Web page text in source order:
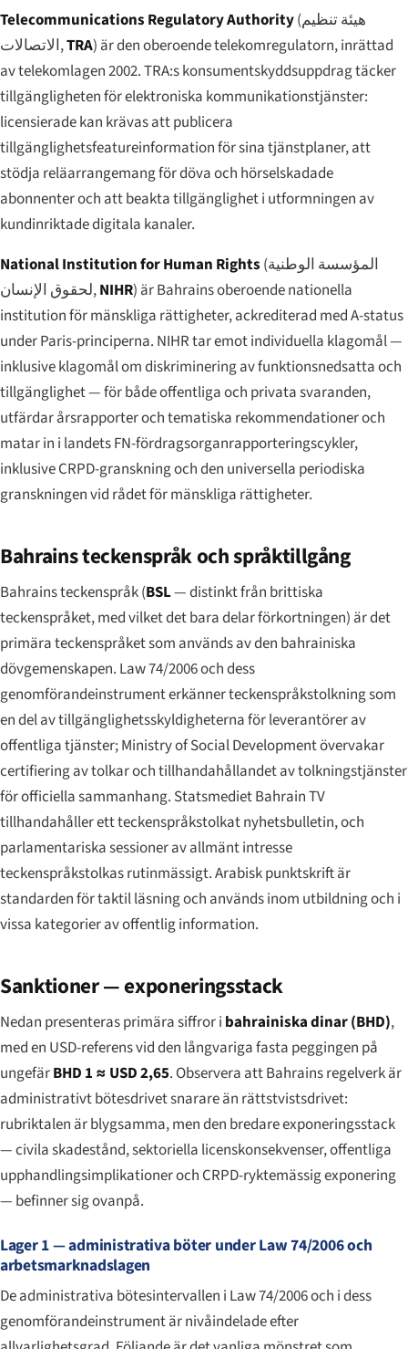
Telecommunications Regulatory Authority(هيئة تنظيم
الاتصالات,TRA) är den oberoende telekomregulatorn, inrättad
av telekomlagen 2002. TRA:s konsumentskyddsuppdrag täcker
tillgängligheten för elektroniska kommunikationstjänster:
licensierade kan krävas att publicera
tillgänglighetsfeatureinformation för sina tjänstplaner, att
stödja reläarrangemang för döva och hörselskadade
abonnenter och att beakta tillgänglighet i utformningen av
kundinriktade digitala kanaler.
National Institution for Human Rights (المؤسسة الوطنية
لحقوق الإنسان,NIHR) är Bahrains oberoende nationella
institution för mänskliga rättigheter, ackrediterad med A-status
under Paris-principerna. NIHR tar emot individuella klagomål —
inklusive klagomål om diskriminering av funktionsnedsatta och
tillgänglighet — för både offentliga och privata svaranden,
utfärdar årsrapporter och tematiska rekommendationer och
matar in i landets FN-fördragsorgan­rapporteringscykler,
inklusive CRPD-granskning och den universella periodiska
granskningen vid rådet för mänskliga rättigheter.
Bahrains teckenspråk och språktillgång
Bahrains teckenspråk (BSL— distinkt från brittiska
teckenspråket, med vilket det bara delar förkortningen) är det
primära teckenspråket som används av den bahrainiska
dövgemenskapen. Law 74/2006 och dess
genomförandeinstrument erkänner teckenspråkstolkning som
en del av tillgänglighetsskyldigheterna för leverantörer av
offentliga tjänster; Ministry of Social Development övervakar
certifiering av tolkar och tillhandahållandet av tolkningstjänster
för officiella sammanhang. Statsmediet Bahrain TV
tillhandahåller ett teckenspråkstolkat nyhetsbulletin, och
parlamentariska sessioner av allmänt intresse
teckenspråkstolkas rutinmässigt. Arabisk punktskrift är
standarden för taktil läsning och används inom utbildning och i
vissa kategorier av offentlig information.
Sanktioner — exponeringsstack
Nedan presenteras primära siffror i bahrainiska dinar (BHD),
med en USD-referens vid den långvariga fasta peggingen på
ungefärBHD 1 ≈ USD 2,65. Observera att Bahrains regelverk är
administrativt bötesdrivet snarare än rättstvistsdrivet:
rubriktalen är blygsamma, men den bredare exponeringsstack
— civila skadestånd, sektoriella licenskonsekvenser, offentliga
upphandlingsimplikationer och CRPD-ryktemässig exponering
— befinner sig ovanpå.
Lager 1 — administrativa böter under Law 74/2006 och
arbetsmarknadslagen
De administrativa bötesintervallen i Law 74/2006 och i dess
genomförandeinstrument är nivåindelade efter